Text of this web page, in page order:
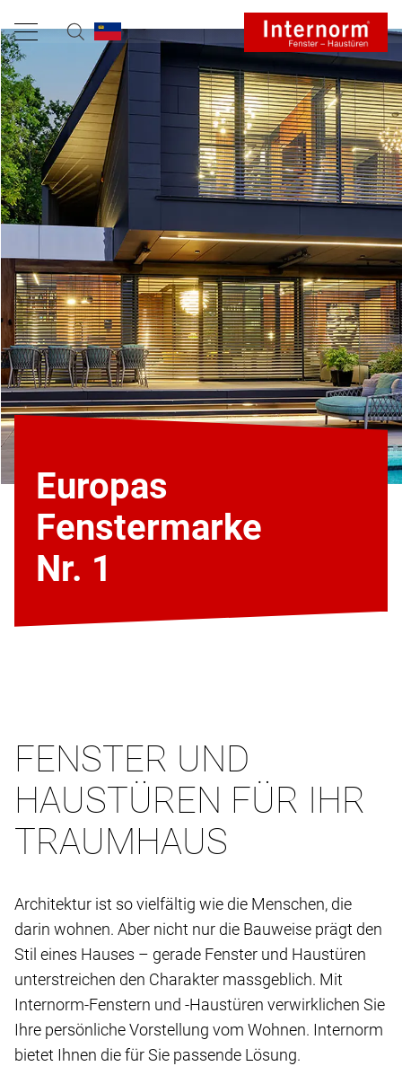
Europas
Fenstermarke
Nr. 1
FENSTER UND
HAUSTÜREN FÜR IHR
TRAUMHAUS
Architektur ist so vielfältig wie die Menschen, die
darin wohnen. Aber nicht nur die Bauweise prägt den
Stil eines Hauses – gerade Fenster und Haustüren
unterstreichen den Charakter massgeblich. Mit
Internorm-Fenstern und -Haustüren verwirklichen Sie
Ihre persönliche Vorstellung vom Wohnen. Internorm
bietet Ihnen die für Sie passende Lösung.